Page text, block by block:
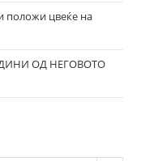
положи цвеќе на
ОД НЕГОВОТО